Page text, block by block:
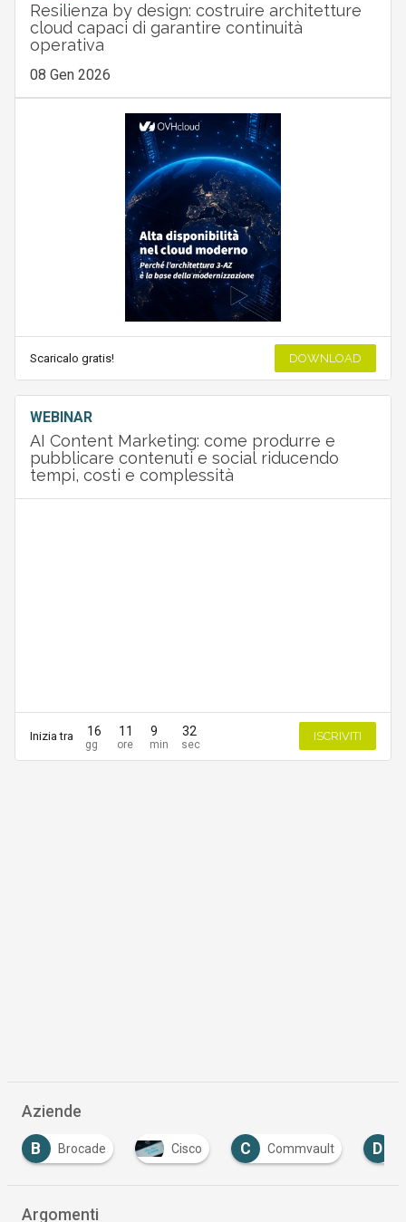
Resilienza by design: costruire architetture
cloud capaci di garantire continuità
operativa
08 Gen 2026
Scaricalo gratis! DOWNLOAD
WEBINAR
AI Content Marketing: come produrre e
pubblicare contenuti e social riducendo
tempi, costi e complessità
Inizia tra 16 11 9 32 ISCRIVITI
Aziende
Cisco C Commvault D Dimension Data
Argomenti